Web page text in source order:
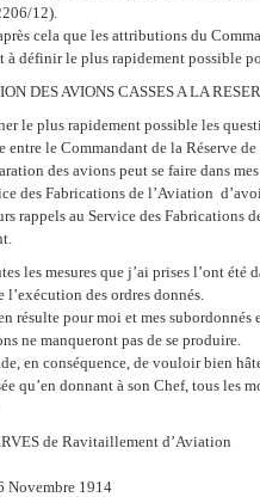
12).
cela que les attributions du
à définir le plus rapidement possible
DES AVIONS CASSES A LA
le plus rapidement possible les
entre le Commandant de la Réserve
des avions peut se faire dans
des Fabrications de l’Aviation
rappels au Service des Fabrications
les mesures que j’ai prises l’ont
l’exécution des ordres donnés.
résulte pour moi et mes subordonnés
ne manqueront pas de se produire.
en conséquence, de vouloir bien
qu’en donnant à son Chef, tous les
de Ravitaillement d’Aviation
Novembre 1914